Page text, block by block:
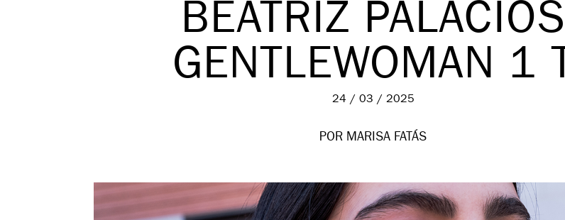
BEATRIZ PALACIOS
GENTLEWOMAN 1 T
24 / 03 / 2025
POR MARISA FATÁS